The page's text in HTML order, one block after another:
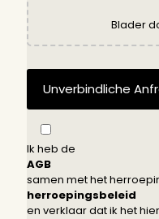
Blader
Ik heb de
AGB
samen met het
herroepingsbeleid
en verklaar dat ik het